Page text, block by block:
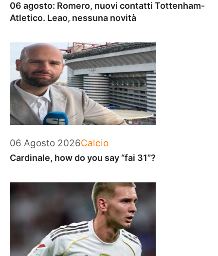
06 agosto: Romero, nuovi contatti Tottenham-
Atletico. Leao, nessuna novità
06 Agosto 2026Categorie
Calcio
Cardinale, how do you say “fai 31”?